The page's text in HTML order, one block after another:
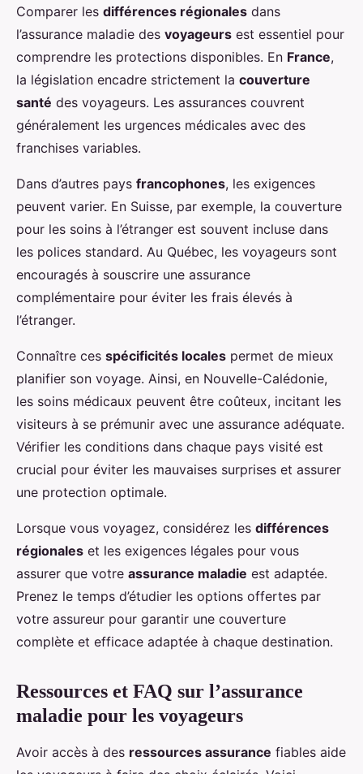
Comparer les différences régionales dans
l’assurance maladie des voyageurs est essentiel pour
comprendre les protections disponibles. En France,
la législation encadre strictement la couverture
santé des voyageurs. Les assurances couvrent
généralement les urgences médicales avec des
franchises variables.
Dans d’autres pays francophones, les exigences
peuvent varier. En Suisse, par exemple, la couverture
pour les soins à l’étranger est souvent incluse dans
les polices standard. Au Québec, les voyageurs sont
encouragés à souscrire une assurance
complémentaire pour éviter les frais élevés à
l’étranger.
Connaître ces spécificités locales permet de mieux
planifier son voyage. Ainsi, en Nouvelle-Calédonie,
les soins médicaux peuvent être coûteux, incitant les
visiteurs à se prémunir avec une assurance adéquate.
Vérifier les conditions dans chaque pays visité est
crucial pour éviter les mauvaises surprises et assurer
une protection optimale.
Lorsque vous voyagez, considérez les différences
régionales et les exigences légales pour vous
assurer que votre assurance maladie est adaptée.
Prenez le temps d’étudier les options offertes par
votre assureur pour garantir une couverture
complète et efficace adaptée à chaque destination.
Ressources et FAQ sur l’assurance
maladie pour les voyageurs
Avoir accès à des ressources assurance fiables aide